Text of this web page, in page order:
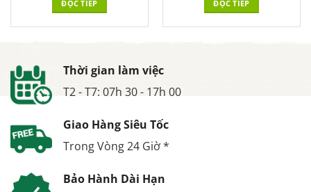
ĐỌC TIẾP ĐỌC TIẾP
Thời gian làm việc
T2 - T7: 07h 30 - 17h 00
Giao Hàng Siêu Tốc
Trong Vòng 24 Giờ *
Bảo Hành Dài Hạn